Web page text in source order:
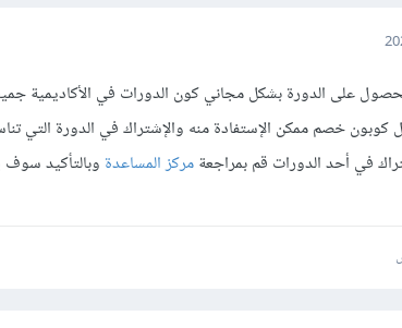
على الدورة بشكل مجاني كون الدورات في الأكاديمية
خصم ممكن الإستفادة منه والإشتراك في الدورة التي
في أحد الدورات قم بمراجعةمركز المساعدة وبالتأكيد